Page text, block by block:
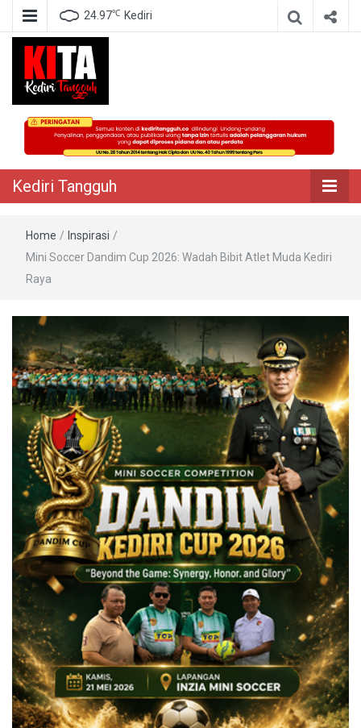
24.97℃ Kediri
Kediri Tangguh
Berita Akurat Terpercaya
Kediri Tangguh
Home / Inspirasi /
Mini Soccer Dandim Cup 2026: Wadah Bibit Atlet Muda Kediri
Raya